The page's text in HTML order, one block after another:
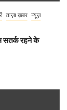
ताज़ा ख़बर न्यूज़
सतर्क रहने के